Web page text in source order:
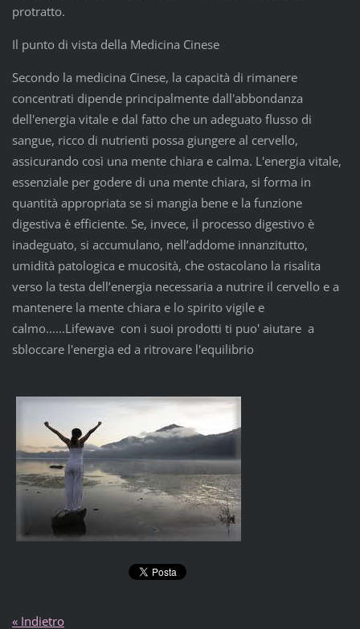
protratto.
Il punto di vista della Medicina Cinese
Secondo la medicina Cinese, la capacità di rimanere
concentrati dipende principalmente dall'abbondanza
dell'energia vitale e dal fatto che un adeguato flusso di
sangue, ricco di nutrienti possa giungere al cervello,
assicurando così una mente chiara e calma. L'energia vitale,
essenziale per godere di una mente chiara, si forma in
quantità appropriata se si mangia bene e la funzione
digestiva è efficiente. Se, invece, il processo digestivo è
inadeguato, si accumulano, nell’addome innanzitutto,
umidità patologica e mucosità, che ostacolano la risalita
verso la testa dell’energia necessaria a nutrire il cervello e a
mantenere la mente chiara e lo spirito vigile e
calmo......Lifewave con i suoi prodotti ti puo' aiutare a
sbloccare l'energia ed a ritrovare l'equilibrio
« Indietro